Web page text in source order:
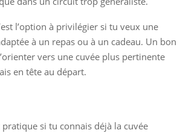
l’option à privilégier si tu veux une
à un repas ou à un cadeau. Un bon
vers une cuvée plus pertinente
en tête au départ.
pratique si tu connais déjà la cuvée